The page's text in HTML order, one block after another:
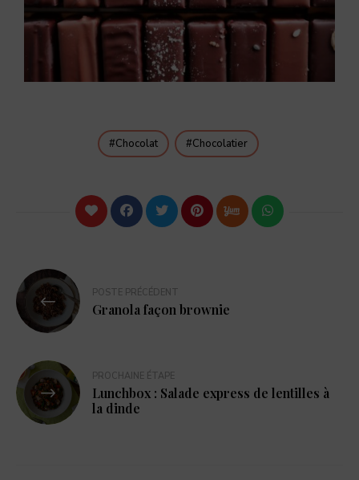
Chocolat Chocolatier
POSTE PRÉCÉDENT
Granola façon brownie
PROCHAINE ÉTAPE
Lunchbox : Salade express de lentilles à
la dinde